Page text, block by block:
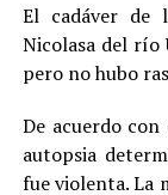
El cadáver de
Nicolasa del río
pero no hubo
De acuerdo
autopsia
fue violenta. La